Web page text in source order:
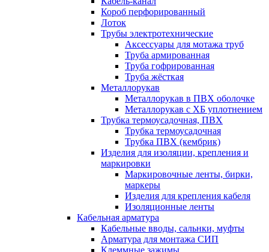
Короб перфорированный
Лоток
Трубы электротехнические
Аксессуары для мотажа труб
Труба армированная
Труба гофрированная
Труба жёсткая
Металлорукав
Металлорукав в ПВХ оболочке
Металлорукав с ХБ уплотнением
Трубка термоусадочная, ПВХ
Трубка термоусадочная
Трубка ПВХ (кембрик)
Изделия для изоляции, крепления и
маркировки
Маркировочные ленты, бирки,
маркеры
Изделия для крепления кабеля
Изоляционные ленты
Кабельная арматура
Кабельные вводы, сальнки, муфты
Арматура для монтажа СИП
Клеммные зажимы